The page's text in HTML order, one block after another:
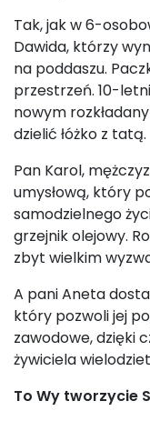
Tak, jak w 6-
Dawida, którzy
na poddaszu.
przestrzeń. 10-
nowym
dzielić łóżko z tatą.
Pan Karol,
umysłową, który
samodzielnego
grzejnik olejowy.
zbyt wielkim
A pani Aneta
który pozwoli jej
zawodowe, dzięki
żywiciela
To Wy tworzycie